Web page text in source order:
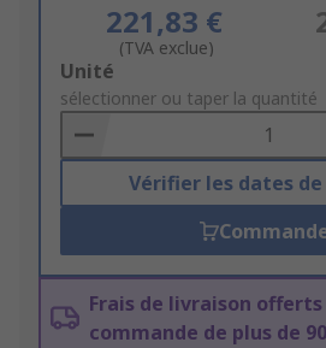
221,83 €
(TVA exclue)
Add
to
Basket
Unité
sélectionner ou taper la quantité
Vérifier les dates
Frais de livraison
commande de plus de